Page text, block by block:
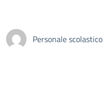
Personale scolastico